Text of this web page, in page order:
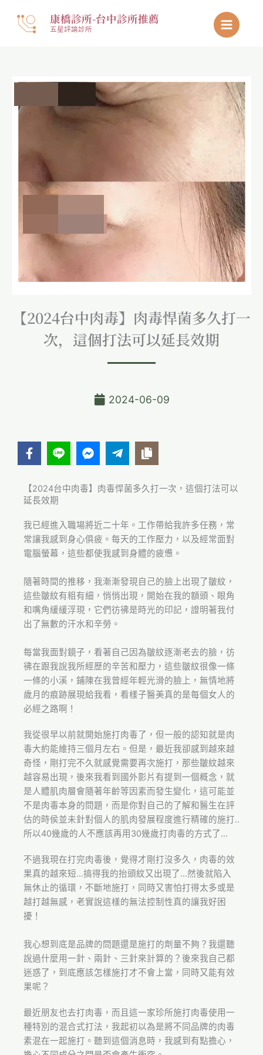
康橋診所-台中診所推薦
五星評論診所
【2024台中肉毒】肉毒悍菌多久打一
次，這個打法可以延長效期
2024-06-09
【2024台中肉毒】肉毒悍菌多久打一次，這個打法可以
延長效期
我已經進入職場將近二十年。工作帶給我許多任務，常
常讓我感到身心俱疲。每天的工作壓力，以及經常面對
電腦螢幕，這些都使我感到身體的疲憊。
隨著時間的推移，我漸漸發現自己的臉上出現了皺紋，
這些皺紋有粗有細，悄悄出現，開始在我的額頭、眼角
和嘴角緩緩浮現，它們彷彿是時光的印記，證明著我付
出了無數的汗水和辛勞。
每當我面對鏡子，看著自己因為皺紋逐漸老去的臉，彷
彿在跟我說我所經歷的辛苦和壓力，這些皺紋很像一條
一條的小溪，鋪陳在我曾經年輕光滑的臉上，無情地將
歲月的痕跡展現給我看，看樣子醫美真的是每個女人的
必經之路啊！
我從很早以前就開始施打肉毒了，但一般的認知就是肉
毒大約能維持三個月左右。但是，最近我卻感到越來越
奇怪，剛打完不久就感覺需要再次施打，那些皺紋越來
越容易出現，後來我看到國外影片有提到一個概念，就
是人體肌肉層會隨著年齡等因素而發生變化，這可能並
不是肉毒本身的問題，而是你對自己的了解和醫生在評
估的時侯並未針對個人的肌肉發展程度進行精確的施打..
所以40幾歲的人不應該再用30幾歲打肉毒的方式了…
不過我現在打完肉毒後，覺得才剛打沒多久，肉毒的效
果真的越來短…搞得我的抬頭紋又出現了…然後就陷入
無休止的循環，不斷地施打，同時又害怕打得太多或是
越打越無感，老實說這樣的無法控制性真的讓我好困
擾！
我心想到底是品牌的問題還是施打的劑量不夠？我還聽
說過什麼用一針、兩針、三針來計算的？後來我自己都
迷惑了，到底應該怎樣施打才不會上當，同時又能有效
果呢？
最近朋友也去打肉毒，而且這一家珍所施打肉毒使用一
種特別的混合式打法，我起初以為是將不同品牌的肉毒
素混在一起施打。聽到這個消息時，我感到有點擔心，